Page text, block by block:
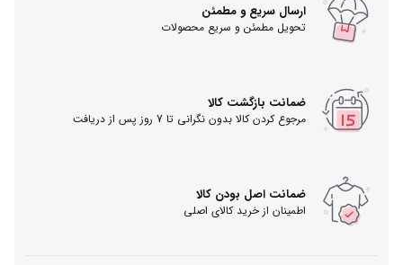
ارسال سریع و مطمئن
تحویل مطمئن و سریع محصولات
ضمانت بازگشت کالا
مرجوع کردن کالا بدون نگرانی تا 7 روز پس از دریافت
ضمانت اصل بودن کالا
اطمینان از خرید کالای اصلی